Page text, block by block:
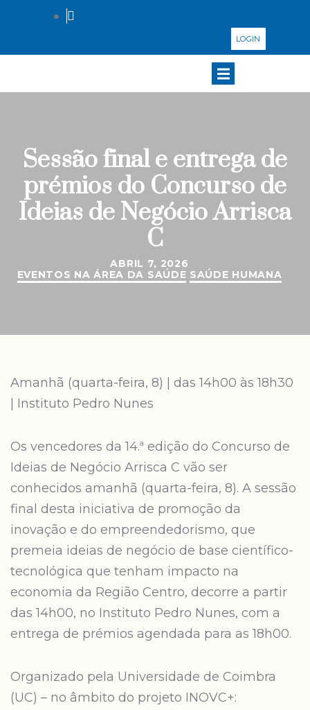
LOGIN
Sessão final e entrega de
prémios do Concurso de
Ideias de Negócio Arrisca
C
ABRIL 7, 2026
EVENTOS NA ÁREA DA SAÚDE SAÚDE HUMANA
Amanhã (quarta-feira, 8) | das 14h00 às 18h30
| Instituto Pedro Nunes
Os vencedores da 14.ª edição do Concurso de
Ideias de Negócio Arrisca C vão ser
conhecidos amanhã (quarta-feira, 8). A sessão
final desta iniciativa de promoção da
inovação e do empreendedorismo, que
premeia ideias de negócio de base científico-
tecnológica que tenham impacto na
economia da Região Centro, decorre a partir
das 14h00, no Instituto Pedro Nunes, com a
entrega de prémios agendada para as 18h00.
Organizado pela Universidade de Coimbra
(UC) – no âmbito do projeto INOVC+: